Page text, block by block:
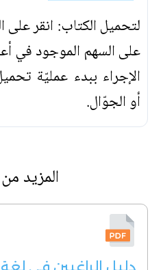
لتحميل الكتاب: انقر على
على السهم الموجود في
الإجراء ببدء عمليّة
أو الجوّال.
المزيد
دليل الراغبين في لغة